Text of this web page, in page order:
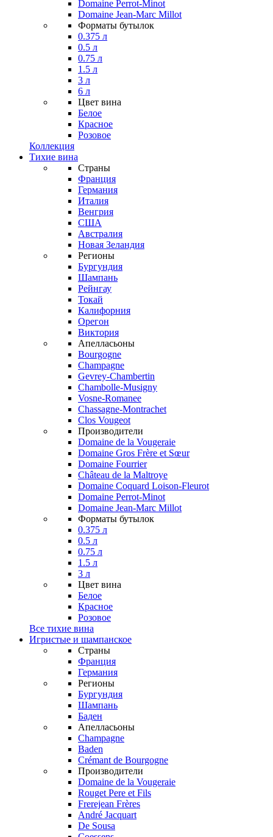
Domaine Perrot-Minot
Domaine Jean-Marc Millot
Форматы бутылок
0.375 л
0.5 л
0.75 л
1.5 л
3 л
6 л
Цвет вина
Белое
Красное
Розовое
Коллекция
Тихие вина
Страны
Франция
Германия
Италия
Венгрия
США
Австралия
Новая Зеландия
Регионы
Бургундия
Шампань
Рейнгау
Токай
Калифорния
Орегон
Виктория
Апелласьоны
Bourgogne
Champagne
Gevrey-Chambertin
Chambolle-Musigny
Vosne-Romanee
Chassagne-Montrachet
Clos Vougeot
Производители
Domaine de la Vougeraie
Domaine Gros Frère et Sœur
Domaine Fourrier
Château de la Maltroye
Domaine Coquard Loison-Fleurot
Domaine Perrot-Minot
Domaine Jean-Marc Millot
Форматы бутылок
0.375 л
0.5 л
0.75 л
1.5 л
3 л
Цвет вина
Белое
Красное
Розовое
Все тихие вина
Игристые и шампанское
Страны
Франция
Германия
Регионы
Бургундия
Шампань
Баден
Апелласьоны
Champagne
Baden
Crémant de Bourgogne
Производители
Domaine de la Vougeraie
Rouget Pere et Fils
Frerejean Frères
André Jacquart
De Sousa